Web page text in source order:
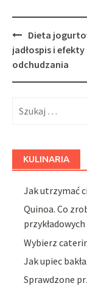
Post
navigation
Dieta
jadłospis i efekty
odchudzania
KULINARIA
Jak utrzymać
Quinoa. Co
Wybierz
Jak upiec
Sprawdzone